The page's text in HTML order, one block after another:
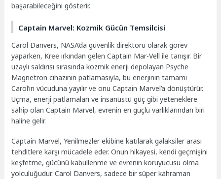
başarabileceğini gösterir.
Captain Marvel: Kozmik Gücün Temsilcisi
Carol Danvers, NASA’da güvenlik direktörü olarak görev
yaparken, Kree ırkından gelen Captain Mar-Vell ile tanışır. Bir
uzaylı saldırısı sırasında kozmik enerji depolayan Psyche
Magnetron cihazının patlamasıyla, bu enerjinin tamamı
Carol’ın vücuduna yayılır ve onu Captain Marvel’a dönüştürür.
Uçma, enerji patlamaları ve insanüstü güç gibi yeteneklere
sahip olan Captain Marvel, evrenin en güçlü varlıklarından biri
haline gelir.
Captain Marvel, Yenilmezler ekibine katılarak galaksiler arası
tehditlere karşı mücadele eder. Onun hikayesi, kendi geçmişini
keşfetme, gücünü kabullenme ve evrenin koruyucusu olma
yolculuğudur. Carol Danvers, sadece bir süper kahraman